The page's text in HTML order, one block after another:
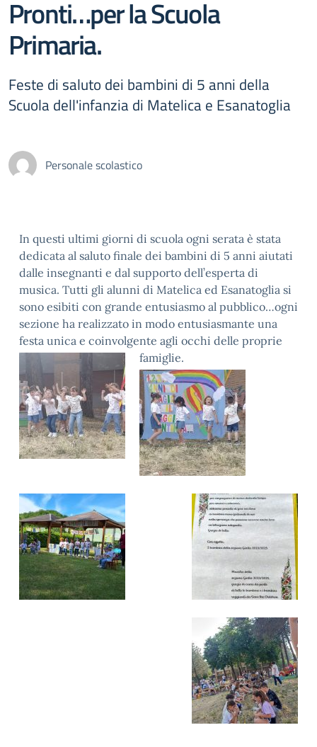
Pronti…per la Scuola
Primaria.
Feste di saluto dei bambini di 5 anni della
Scuola dell'infanzia di Matelica e Esanatoglia
Personale scolastico
In questi ultimi giorni di scuola ogni serata è stata
dedicata al saluto finale dei bambini di 5 anni aiutati
dalle insegnanti e dal supporto dell’esperta di
musica. Tutti gli alunni di Matelica ed Esanatoglia si
sono esibiti con grande entusiasmo al pubblico…ogni
sezione ha realizzato in modo entusiasmante una
festa unica e coinvolgente agli occhi delle proprie
famiglie.